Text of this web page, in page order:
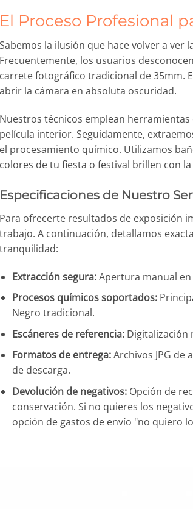
El Proceso Profesional
Sabemos la ilusión que hace volver a ver
Frecuentemente, los usuarios
carrete fotográfico tradicional de 35mm.
abrir la cámara en absoluta oscuridad.
Nuestros técnicos emplean
película interior. Seguidamente,
el procesamiento químico. Utilizamos
colores de tu fiesta o festival brillen con
Especificaciones de Nuestro
Para ofrecerte resultados de exposición
trabajo. A continuación, detallamos
tranquilidad:
Extracción segura:Apertura manual en
Procesos químicos soportados:
Negro tradicional.
Escáneres de referencia:Digitalización
Formatos de entrega:Archivos JPG de
de descarga.
Devolución de negativos:Opción de
conservación. Si no quieres los
opción de gastos de envío "no quiero